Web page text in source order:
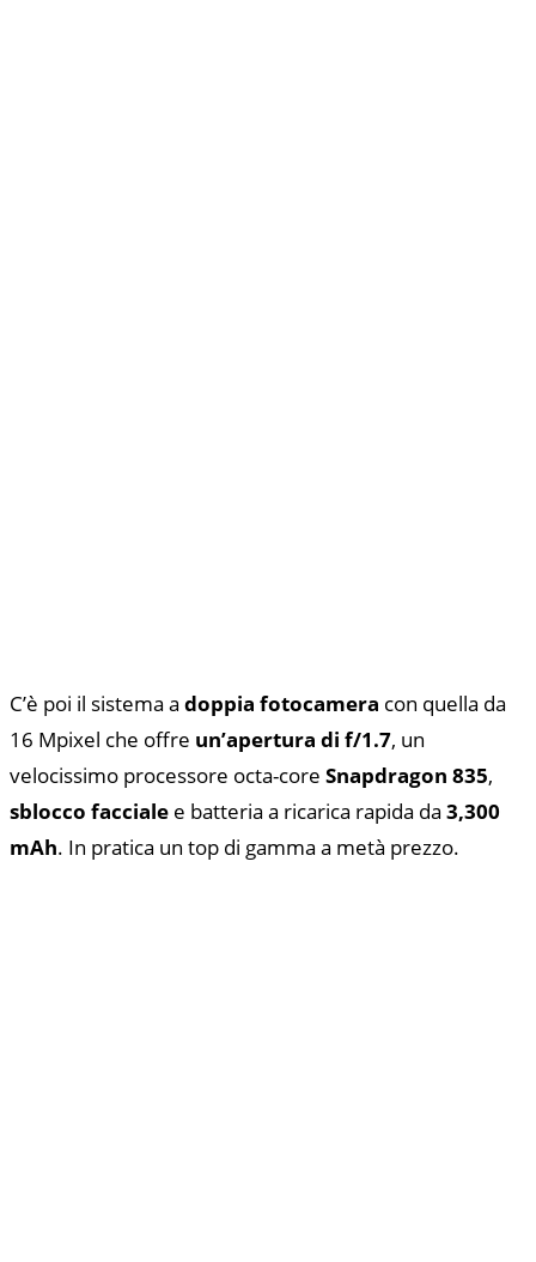
C’è poi il sistema a doppia fotocamera con quella da
16 Mpixel che offre un’apertura di f/1.7, un
velocissimo processore octa-core Snapdragon 835,
sblocco facciale e batteria a ricarica rapida da 3,300
mAh. In pratica un top di gamma a metà prezzo.